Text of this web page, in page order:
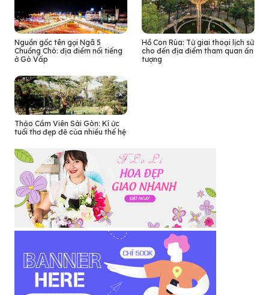
Nguồn gốc tên gọi Ngã 5
Chuồng Chó: địa điểm nổi tiếng
ở Gò Vấp
Hồ Con Rùa: Từ giai thoại lịch sử
cho đến địa điểm tham quan ấn
tượng
Thảo Cầm Viên Sài Gòn: Kí ức
tuổi thơ đẹp đẽ của nhiều thế hệ